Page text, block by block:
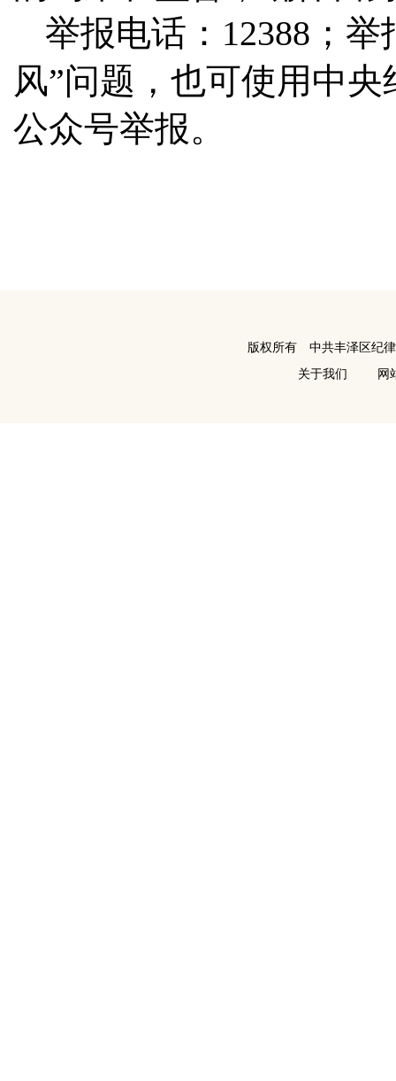
举报电话：12388；举
风”问题，也可使用中
公众号举报。
版权所有 中共丰泽区纪
关于我们
网